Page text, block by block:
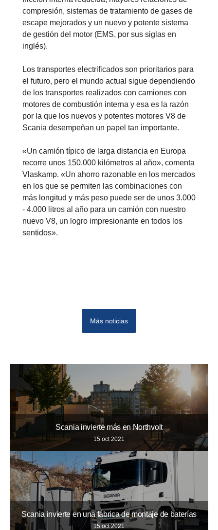
compresión, sistemas de tratamiento de gases de
escape mejorados y un nuevo y potente sistema
de gestión del motor (EMS, por sus siglas en
inglés).
Los transportes electrificados son prioritarios para
el futuro, pero el mundo actual sigue dependiendo
de los transportes realizados con camiones con
motores de combustión interna y esa es la razón
por la que los nuevos y potentes motores V8 de
Scania desempeñan un papel tan importante.
«Un camión típico de larga distancia en Europa
recorre unos 150.000 kilómetros al año», comenta
Vlaskamp. «Un ahorro razonable en los mercados
en los que se permiten las combinaciones con
más longitud y más peso puede ser de unos 3.000
- 4.000 litros al año para un camión con nuestro
nuevo V8, un logro impresionante en todos los
sentidos».
Más noticias
Scania invierte más en Northvolt
15 oct 2021
Scania invierte en una fábrica de montaje de baterías
15 oct 2021